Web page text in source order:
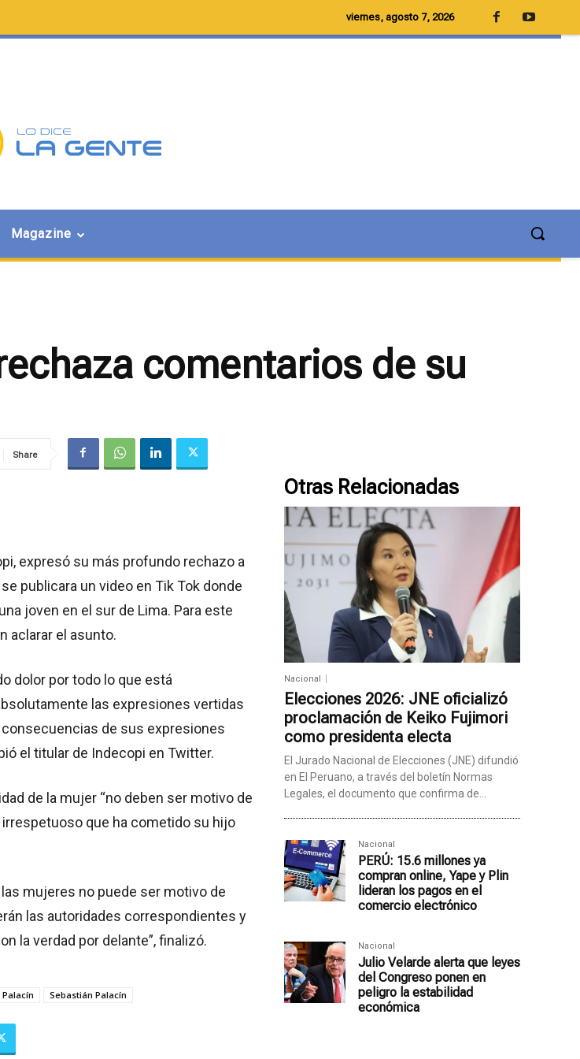
viernes, agosto 7, 2026
Magazine
comentarios de su
Share
expresó su más profundo rechazo a
publicara un video en Tik Tok donde
joven en el sur de Lima. Para este
aclarar el asunto.
dolor por todo lo que está
las expresiones vertidas
de sus expresiones
el titular de Indecopi en Twitter.
de la mujer “no deben ser motivo de
que ha cometido su hijo
mujeres no puede ser motivo de
las autoridades correspondientes y
la verdad por delante”, finalizó.
Palacín Sebastián Palacín
Otras Relacionadas
Nacional
Elecciones 2026: JNE oficializó
proclamación de Keiko Fujimori
como presidenta electa
El Jurado Nacional de Elecciones (JNE) difundió
en El Peruano, a través del boletín Normas
Legales, el documento que confirma de...
Nacional
PERÚ: 15.6 millones ya
compran online, Yape y Plin
lideran los pagos en el
comercio electrónico
Nacional
Julio Velarde alerta que leyes
del Congreso ponen en
peligro la estabilidad
económica